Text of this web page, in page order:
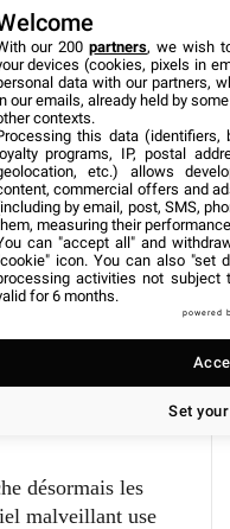
sites Maccy
désormais les
malveillant use
our 200partners, we wish
devices (cookies, pixels in
data with our partners,
our emails, already held by
contexts.
this data (identifiers,
programs, IP, postal
etc.) allows
commercial offers and
by email, post, SMS,
measuring their
can "accept all" and
icon. You can also "set
activities not subject
for 6 months.
powered
Set